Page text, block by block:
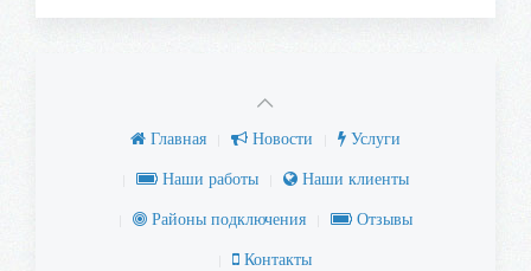
Главная Новости
Услуги
Наши работы
Наши клиенты
Районы подключения
Отзывы
Контакты